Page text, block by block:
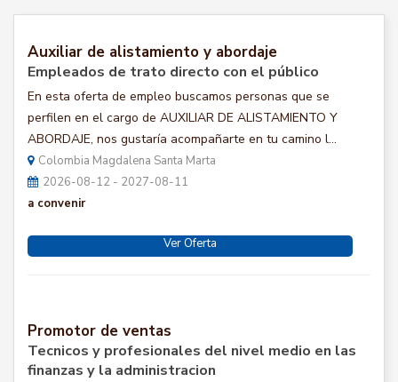
Auxiliar de alistamiento y abordaje
Empleados de trato directo con el público
En esta oferta de empleo buscamos personas que se
perfilen en el cargo de AUXILIAR DE ALISTAMIENTO Y
ABORDAJE, nos gustaría acompañarte en tu camino l...
Colombia Magdalena Santa Marta
2026-08-12 - 2027-08-11
a convenir
Ver Oferta
Promotor de ventas
Tecnicos y profesionales del nivel medio en las
finanzas y la administracion